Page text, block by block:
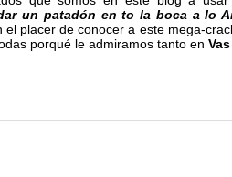
un patadón en to la boca a lo
el placer de conocer a este mega-
porqué le admiramos tanto en